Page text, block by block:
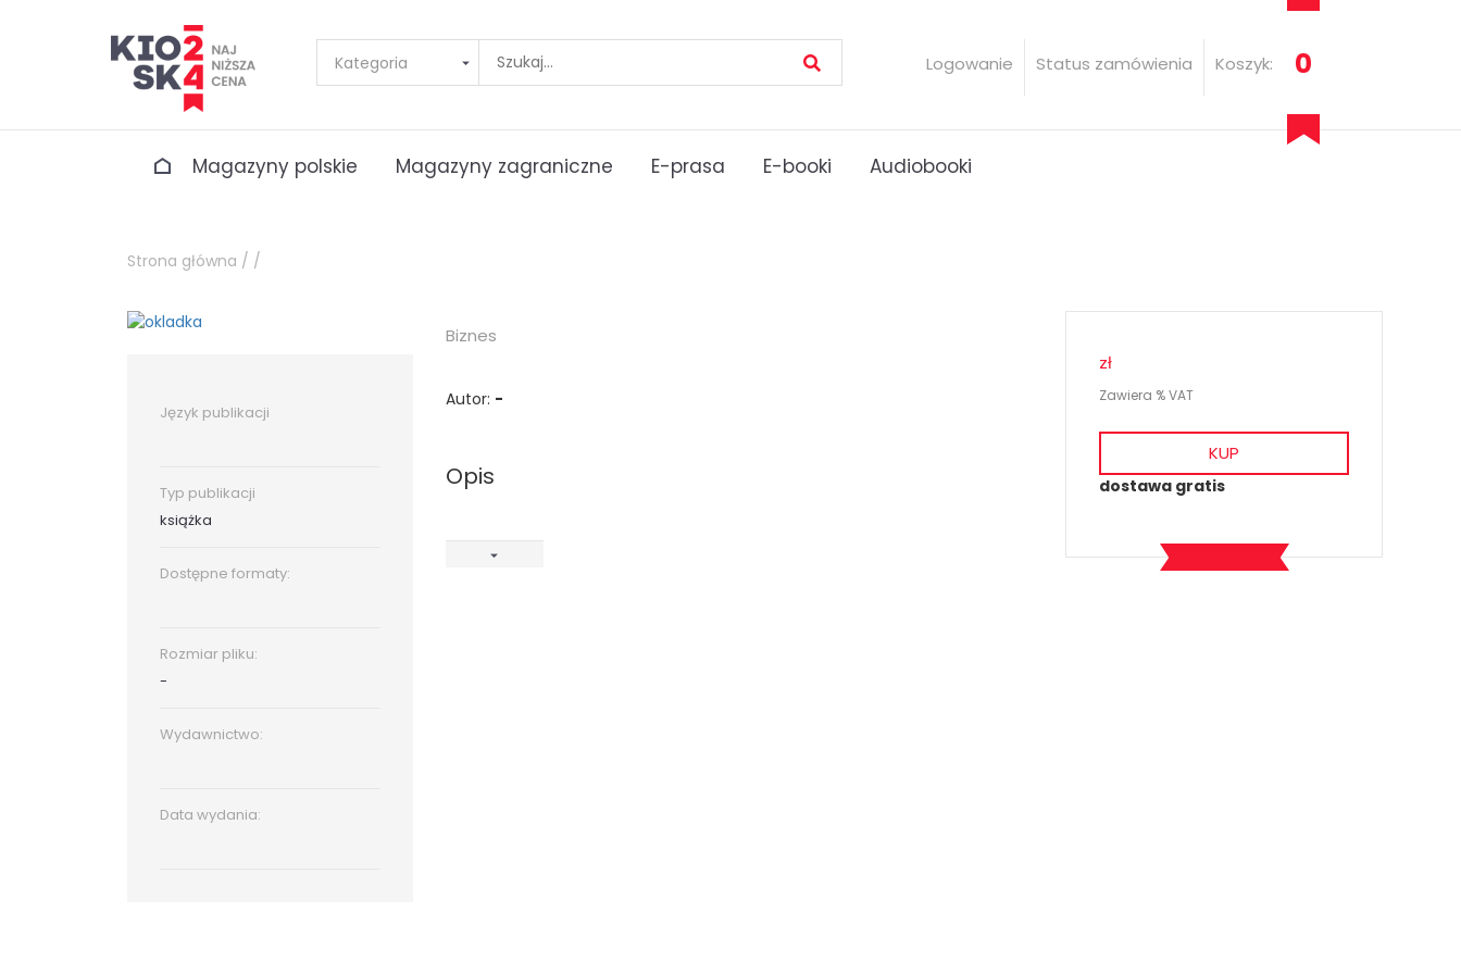
Logowanie Status zamówienia Koszyk: 0
Magazyny polskie Magazyny zagraniczne E-prasa E-booki Audiobooki
Strona główna / /
Język publikacji
Typ publikacji
książka
Dostępne formaty:
Rozmiar pliku:
-
Wydawnictwo:
Data wydania:
Biznes
Autor: -
Opis
zł
Zawiera % VAT
KUP
dostawa gratis